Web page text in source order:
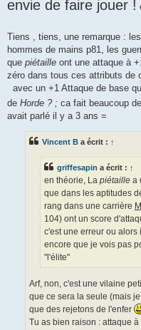
envie de faire jouer !
Tiens , tiens, une remarque :
hommes de mains p81, les
que piétaille ont une attaque à
zéro dans tous ces attributs de
avec un +1 Attaque de base
de Horde ? ; ca fait beaucoup
avait parlé il y a 3 ans =
Vincent B a écrit : ↑
griffesapin a écrit : ↑
en théorie, La piétaille a
que dans les aptitudes
rang dans une carrière
104) ont un score
c'est une erreur ou
encore que je vois pas
"l'élite"
Arf, non, c'est une vilaine
que ce sera la seule (mais
que des rejetons de l'enfer
Tu as bien raison : attaque